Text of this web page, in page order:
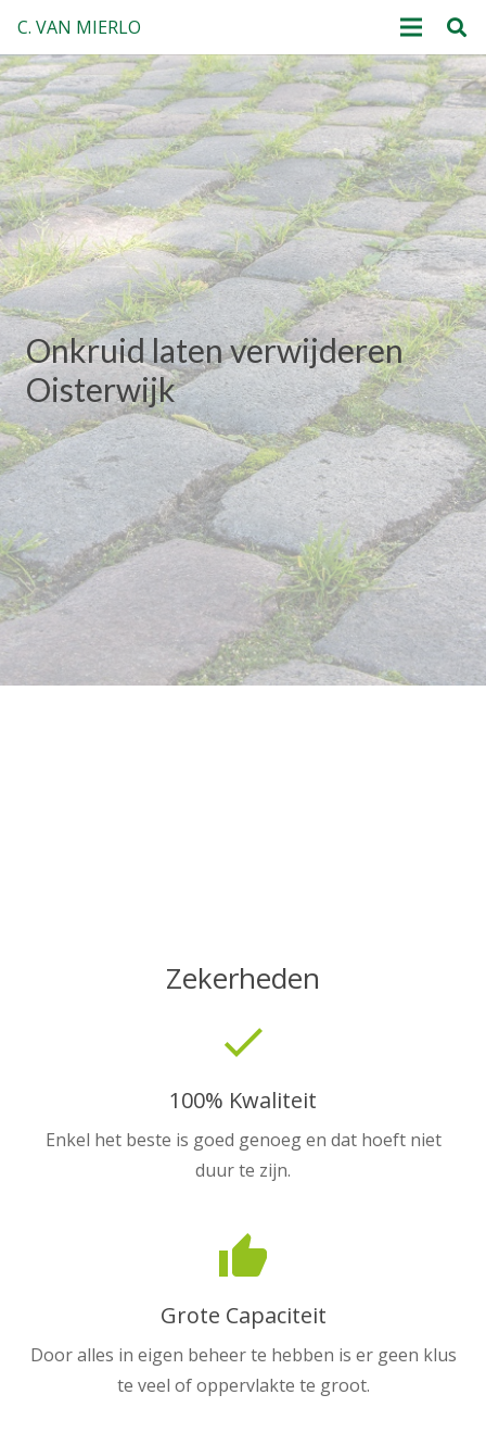
C. VAN MIERLO
Onkruid laten verwijderen
Oisterwijk
Zekerheden
done
100% Kwaliteit
Enkel het beste is goed genoeg en dat hoeft niet
duur te zijn.
thumb_up
Grote Capaciteit
Door alles in eigen beheer te hebben is er geen klus
te veel of oppervlakte te groot.